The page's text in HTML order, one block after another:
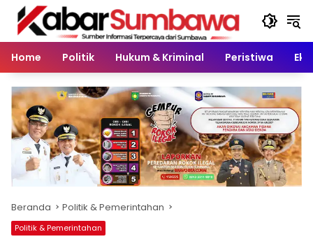
Langsung
konten
Home
Politik Hukum & Kriminal Peristiwa
Beranda Politik & Pemerintahan
Politik & Pemerintahan